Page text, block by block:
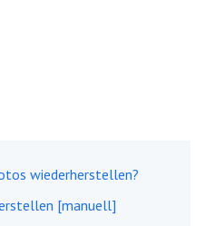
wiederherstellen?
[manuell]